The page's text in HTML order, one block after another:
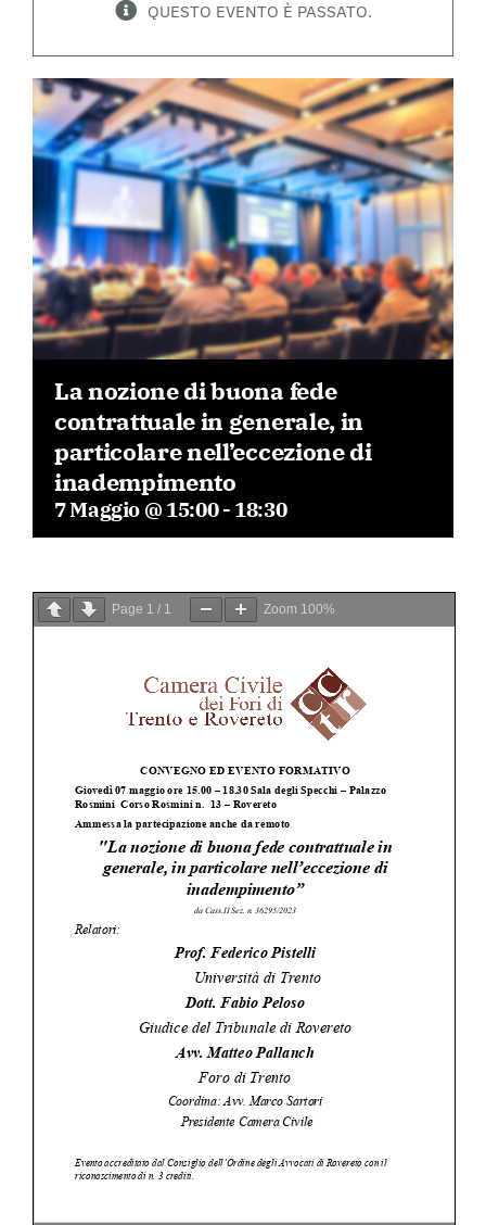
QUESTO EVENTO È PASSATO.
La nozione di buona fede
contrattuale in generale, in
particolare nell’eccezione di
inadempimento
7 Maggio @ 15:00- 18:30
Page 1 / 1 Zoom 100%